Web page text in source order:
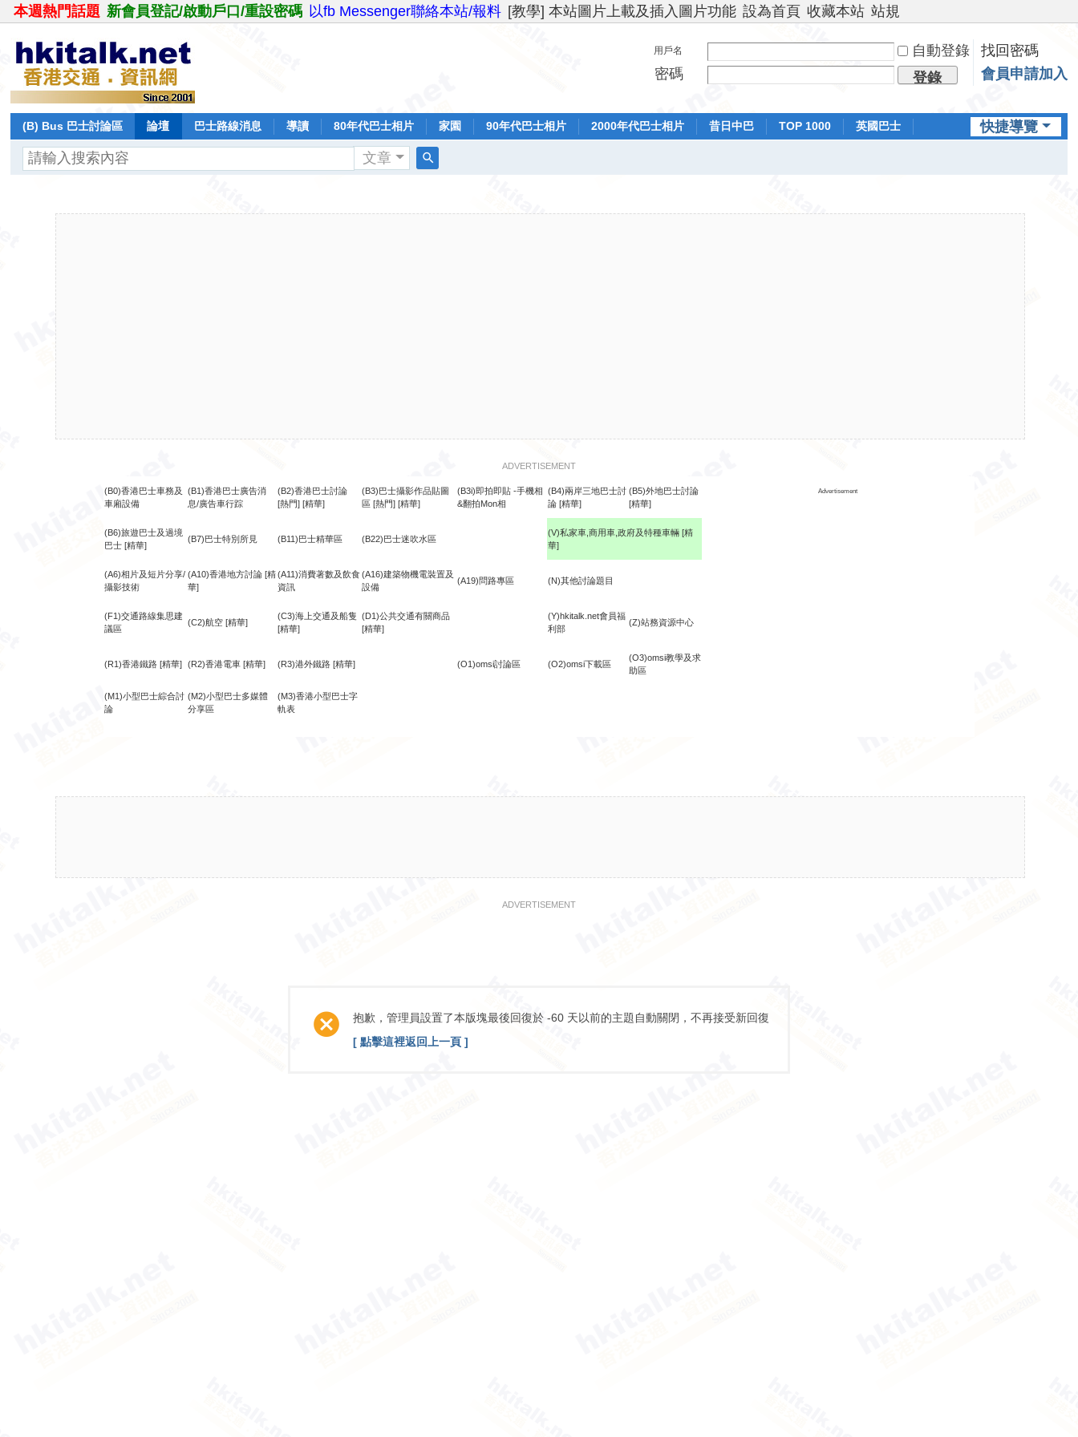
本週熱門話題 新會員登記/啟動戶口/重設密碼 以fb Messenger聯絡本站/報料 [教學] 本站圖片上載及插入圖片功能 設為首頁 收藏本站 站規
用戶名 自動登錄
找回密碼
密碼
登錄 會員申請加入
快捷導覽
(B) Bus 巴士討論區 論壇 巴士路線消息 導讀 80年代巴士相片 家園 90年代巴士相片 2000年代巴士相片 昔日中巴 TOP 1000
英國巴士
文章
ADVERTISEMENT
(B0)香港巴士車務及
車廂設備
(B1)香港巴士廣告消
息/廣告車行踪
(B2)香港巴士討論
[熱門] [精華]
(B3)巴士攝影作品貼圖
區 [熱門] [精華]
(B3i)即拍即貼 -手機相
&翻拍Mon相
(B4)兩岸三地巴士討
論 [精華]
(B5)外地巴士討論
[精華]
Advertisement
(B6)旅遊巴士及過境
巴士 [精華]
(B7)巴士特別所見 (B11)巴士精華區 (B22)巴士迷吹水區
(V)私家車,商用車,政府及特種車輛 [精
華]
(A6)相片及短片分享/
攝影技術
(A10)香港地方討論 [精
華]
(A11)消費著數及飲食
資訊
(A16)建築物機電裝置及
設備
(A19)問路專區 (N)其他討論題目
(F1)交通路線集思建
議區
(C2)航空 [精華]
(C3)海上交通及船隻
[精華]
(D1)公共交通有關商品
[精華]
(Y)hkitalk.net會員福
利部
(Z)站務資源中心
(R1)香港鐵路 [精華] (R2)香港電車 [精華] (R3)港外鐵路 [精華] (O1)omsi討論區 (O2)omsi下載區
(O3)omsi教學及求
助區
(M1)小型巴士綜合討
論
(M2)小型巴士多媒體
分享區
(M3)香港小型巴士字
軌表
ADVERTISEMENT
抱歉，管理員設置了本版塊最後回復於 -60 天以前的主題自動關閉，不再接受新回復
[ 點擊這裡返回上一頁 ]